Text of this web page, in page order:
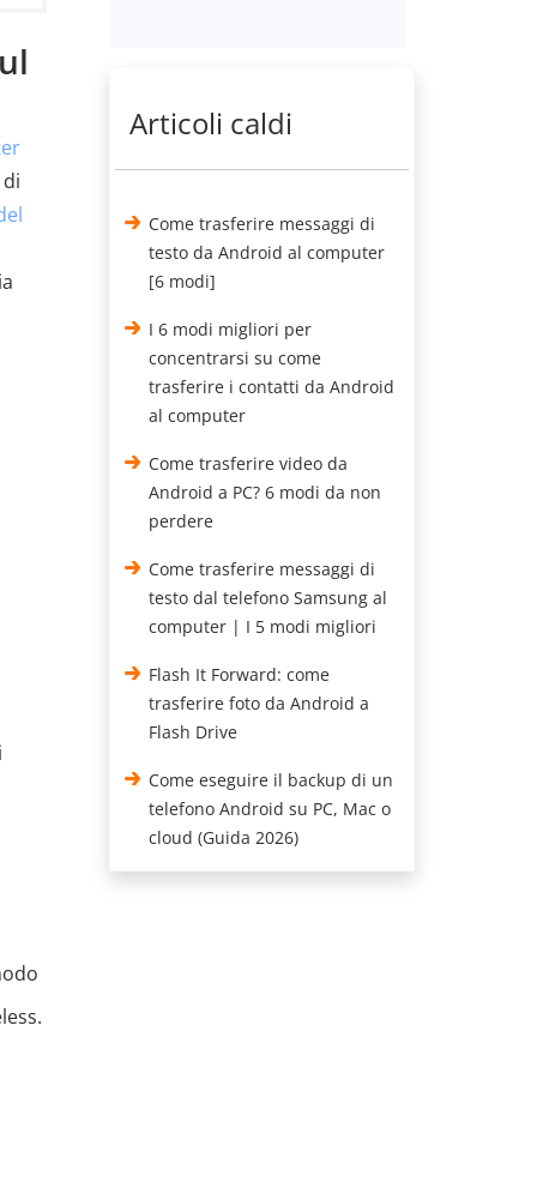
Articoli caldi
Come trasferire messaggi di
testo da Android al computer
[6 modi]
I 6 modi migliori per
concentrarsi su come
trasferire i contatti da Android
al computer
Come trasferire video da
Android a PC? 6 modi da non
perdere
Come trasferire messaggi di
testo dal telefono Samsung al
computer | I 5 modi migliori
Flash It Forward: come
trasferire foto da Android a
Flash Drive
Come eseguire il backup di un
telefono Android su PC, Mac o
cloud (Guida 2026)